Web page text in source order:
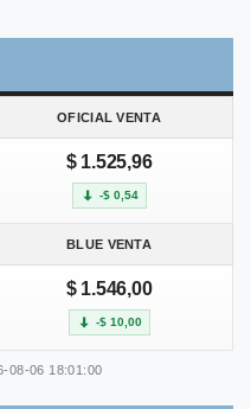
OFICIAL VENTA
$ 1.525,96
-$ 0,54
BLUE VENTA
$ 1.546,00
-$ 10,00
08-06 18:01:00